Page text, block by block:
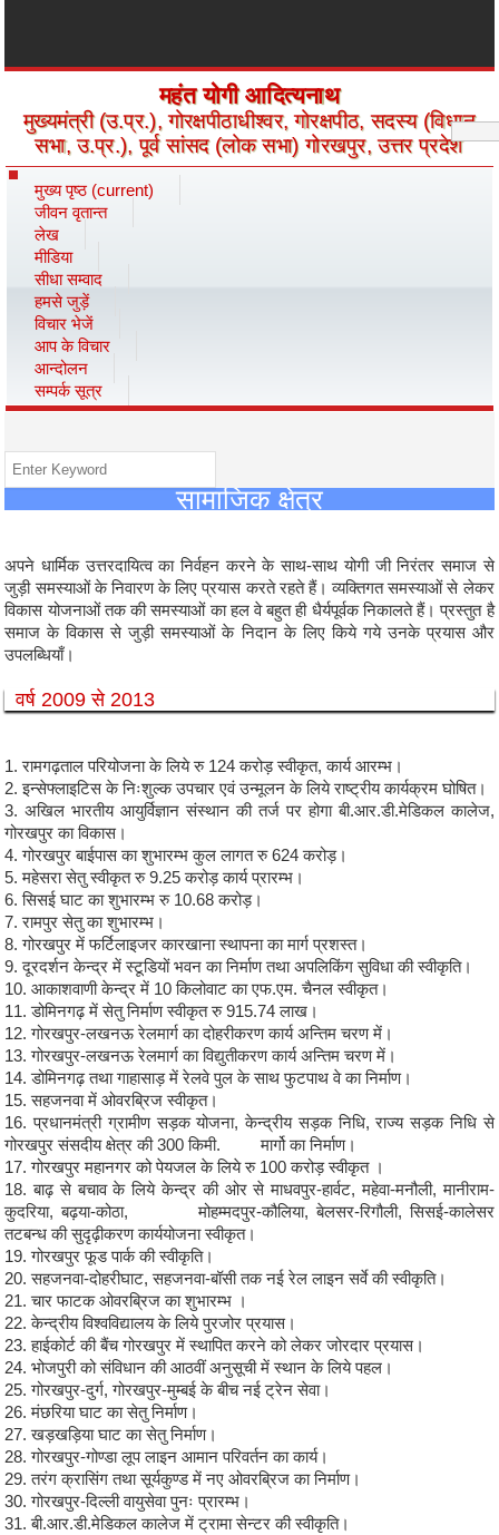
महंत योगी आदित्यनाथ
मुख्यमंत्री (उ.प्र.), गोरक्षपीठाधीश्वर, गोरक्षपीठ, सदस्य (विधान
सभा, उ.प्र.), पूर्व सांसद (लोक सभा) गोरखपुर, उत्तर प्रदेश
मुख्य पृष्ठ (current)
जीवन वृतान्त
लेख
मीडिया
सीधा सम्वाद
हमसे जुड़ें
विचार भेजें
आप के विचार
आन्दोलन
सम्पर्क सूत्र
सामाजिक क्षेत्र
अपने धार्मिक उत्तरदायित्व का निर्वहन करने के साथ-साथ योगी जी निरंतर समाज से
जुड़ी समस्याओं के निवारण के लिए प्रयास करते रहते हैं। व्यक्तिगत समस्याओं से लेकर
विकास योजनाओं तक की समस्याओं का हल वे बहुत ही धैर्यपूर्वक निकालते हैं। प्रस्तुत है
समाज के विकास से जुड़ी समस्याओं के निदान के लिए किये गये उनके प्रयास और
उपलब्धियाँ।
वर्ष 2009 से 2013
1. रामगढ़ताल परियोजना के लिये रु 124 करोड़ स्वीकृत, कार्य आरम्भ।
2. इन्सेफ्लाइटिस के निःशुल्क उपचार एवं उन्मूलन के लिये राष्ट्रीय कार्यक्रम घोषित।
3. अखिल भारतीय आयुर्विज्ञान संस्थान की तर्ज पर होगा बी.आर.डी.मेडिकल कालेज,
गोरखपुर का विकास।
4. गोरखपुर बाईपास का शुभारम्भ कुल लागत रु 624 करोड़।
5. महेसरा सेतु स्वीकृत रु 9.25 करोड़ कार्य प्रारम्भ।
6. सिसई घाट का शुभारम्भ रु 10.68 करोड़।
7. रामपुर सेतु का शुभारम्भ।
8. गोरखपुर में फर्टिलाइजर कारखाना स्थापना का मार्ग प्रशस्त।
9. दूरदर्शन केन्द्र में स्टूडियों भवन का निर्माण तथा अपलिकिंग सुविधा की स्वीकृति।
10. आकाशवाणी केन्द्र में 10 किलोवाट का एफ.एम. चैनल स्वीकृत।
11. डोमिनगढ़ में सेतु निर्माण स्वीकृत रु 915.74 लाख।
12. गोरखपुर-लखनऊ रेलमार्ग का दोहरीकरण कार्य अन्तिम चरण में।
13. गोरखपुर-लखनऊ रेलमार्ग का विद्युतीकरण कार्य अन्तिम चरण में।
14. डोमिनगढ़ तथा गाहासाड़ में रेलवे पुल के साथ फुटपाथ वे का निर्माण।
15. सहजनवा में ओवरब्रिज स्वीकृत।
16. प्रधानमंत्री ग्रामीण सड़क योजना, केन्द्रीय सड़क निधि, राज्य सड़क निधि से
गोरखपुर संसदीय क्षेत्र की 300 किमी. मार्गो का निर्माण।
17. गोरखपुर महानगर को पेयजल के लिये रु 100 करोड़ स्वीकृत ।
18. बाढ़ से बचाव के लिये केन्द्र की ओर से माधवपुर-हार्वट, महेवा-मनौली, मानीराम-
कुदरिया, बढ़या-कोठा, मोहम्मदपुर-कौलिया, बेलसर-रिगौली, सिसई-कालेसर
तटबन्ध की सुदृढ़ीकरण कार्ययोजना स्वीकृत।
19. गोरखपुर फूड पार्क की स्वीकृति।
20. सहजनवा-दोहरीघाट, सहजनवा-बॉसी तक नई रेल लाइन सर्वे की स्वीकृति।
21. चार फाटक ओवरब्रिज का शुभारम्भ ।
22. केन्द्रीय विश्वविद्यालय के लिये पुरजोर प्रयास।
23. हाईकोर्ट की बैंच गोरखपुर में स्थापित करने को लेकर जोरदार प्रयास।
24. भोजपुरी को संविधान की आठवीं अनुसूची में स्थान के लिये पहल।
25. गोरखपुर-दुर्ग, गोरखपुर-मुम्बई के बीच नई ट्रेन सेवा।
26. मंछरिया घाट का सेतु निर्माण।
27. खड़खड़िया घाट का सेतु निर्माण।
28. गोरखपुर-गोण्डा लूप लाइन आमान परिवर्तन का कार्य।
29. तरंग क्रासिंग तथा सूर्यकुण्ड में नए ओवरब्रिज का निर्माण।
30. गोरखपुर-दिल्ली वायुसेवा पुनः प्रारम्भ।
31. बी.आर.डी.मेडिकल कालेज में ट्रामा सेन्टर की स्वीकृति।